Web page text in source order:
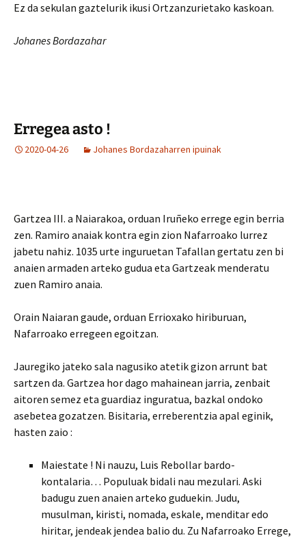
Ez da sekulan gaztelurik ikusi Ortzanzurietako kaskoan.
Johanes Bordazahar
Erregea asto !
2020-04-26 Johanes Bordazaharren ipuinak
Gartzea III. a Naiarakoa, orduan Iruñeko errege egin berria
zen. Ramiro anaiak kontra egin zion Nafarroako lurrez
jabetu nahiz. 1035 urte inguruetan Tafallan gertatu zen bi
anaien armaden arteko gudua eta Gartzeak menderatu
zuen Ramiro anaia.
Orain Naiaran gaude, orduan Errioxako hiriburuan,
Nafarroako erregeen egoitzan.
Jauregiko jateko sala nagusiko atetik gizon arrunt bat
sartzen da. Gartzea hor dago mahainean jarria, zenbait
aitoren semez eta guardiaz inguratua, bazkal ondoko
asebetea gozatzen. Bisitaria, erreberentzia apal eginik,
hasten zaio :
Maiestate ! Ni nauzu, Luis Rebollar bardo-
kontalaria… Populuak bidali nau mezulari. Aski
badugu zuen anaien arteko guduekin. Judu,
musulman, kiristi, nomada, eskale, menditar edo
hiritar, jendeak jendea balio du. Zu Nafarroako Errege,